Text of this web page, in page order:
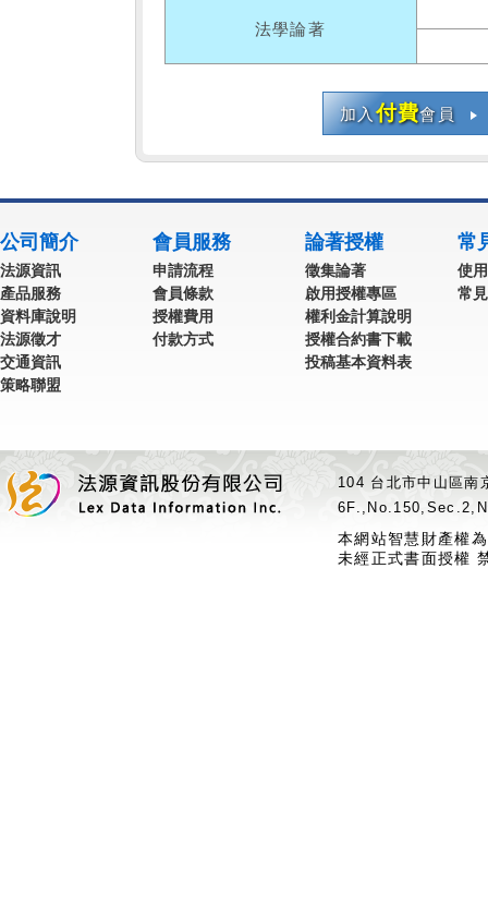
法學論著
加入付費會員
公司簡介
法源資訊
產品服務
資料庫說明
法源徵才
交通資訊
策略聯盟
會員服務
申請流程
會員條款
授權費用
付款方式
論著授權
徵集論著
啟用授權專區
權利金計算說明
授權合約書下載
投稿基本資料表
常
使
常
104 台北市中山區
本網站智慧財產權
未經正式書面授權